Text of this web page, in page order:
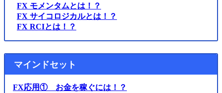
FX モメンタムとは！？
FX サイコロジカルとは！？
FX RCIとは！？
マインドセット
FX応用① お金を稼ぐには！？